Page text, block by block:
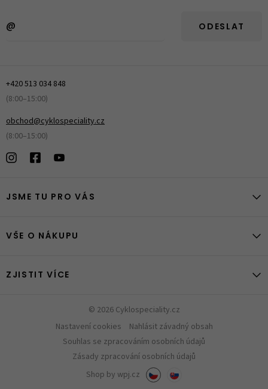
ODESLAT
+420 513 034 848
(8:00–15:00)
obchod@cyklospeciality.cz
(8:00–15:00)
JSME TU PRO VÁS
VŠE O NÁKUPU
ZJISTIT VÍCE
© 2026 Cyklospeciality.cz
Nastavení cookies
Nahlásit závadný obsah
Souhlas se zpracováním osobních údajů
Zásady zpracování osobních údajů
Shop by wpj.cz